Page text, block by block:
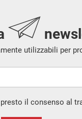
utilizzabili per
il consenso al